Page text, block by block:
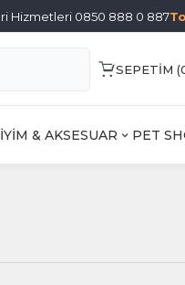
Hizmetleri 0850 888 0 887
SEPETIM (
& AKSESUAR PET